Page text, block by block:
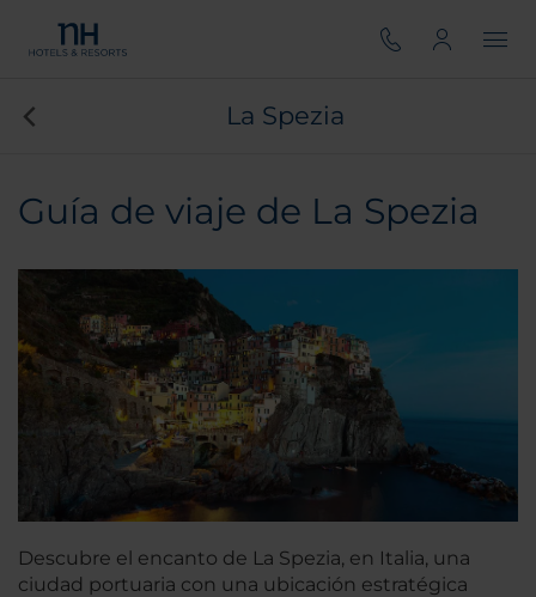
La Spezia
Guía de viaje de La Spezia
Descubre el encanto de La Spezia, en Italia, una
ciudad portuaria con una ubicación estratégica